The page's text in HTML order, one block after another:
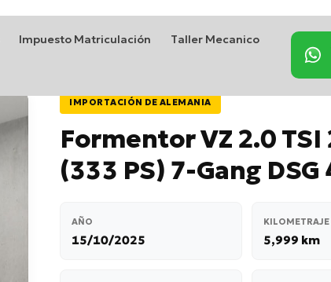
Impuesto Matriculación Taller Mecanico
IMPORTACIÓN DE ALEMANIA
Formentor VZ 2.0
(333 PS) 7-Gang
AÑO
15/10/2025
KILOMETRAJE
5,999 km